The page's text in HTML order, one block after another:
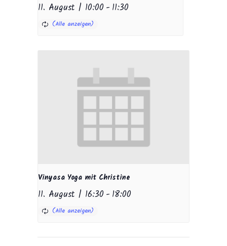
11. August | 10:00 -11:30
Vinyasa Yoga mit Christine
11. August | 16:30 -18:00